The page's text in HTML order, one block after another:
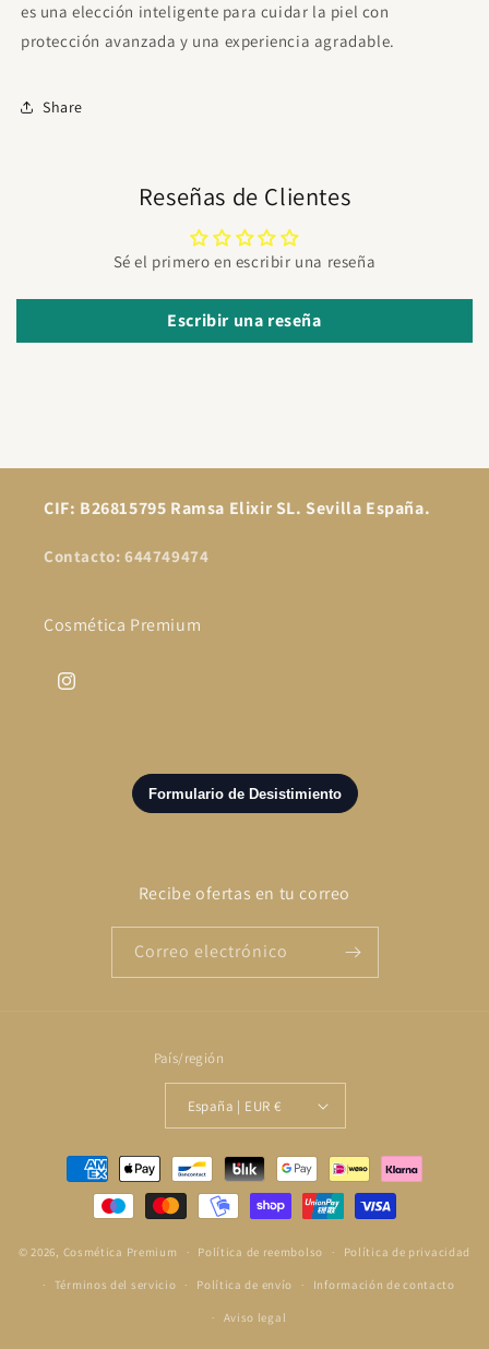
es una elección inteligente para cuidar la piel con
protección avanzada y una experiencia agradable.
Share
Reseñas de Clientes
Sé el primero en escribir una reseña
Escribir una reseña
CIF: B26815795 Ramsa Elixir SL. Sevilla España.
Contacto: 644749474
Cosmética Premium
Instagram
Recibe ofertas en tu correo
Correo electrónico
País/región
España | EUR €
Formas
© 2026, Cosmética Premium Política de reembolso Política de privacidad
Términos del servicio Política de envío Información de contacto
Aviso legal